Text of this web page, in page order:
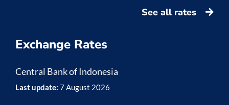
See all rates
Exchange Rates
Central Bank of Indonesia
Last update: 7 August 2026